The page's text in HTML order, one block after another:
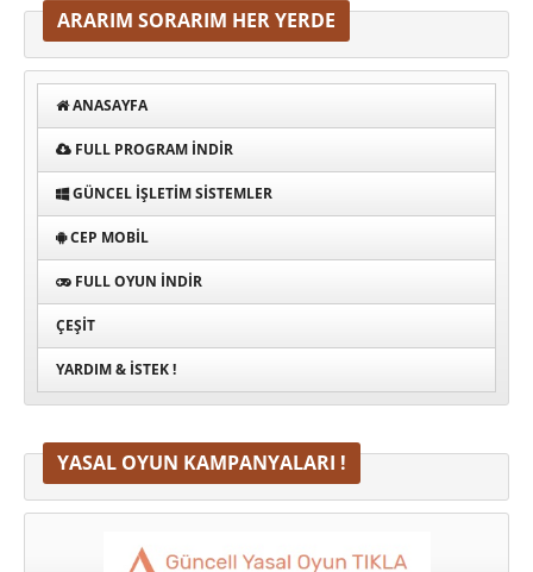
ARARIM SORARIM HER YERDE
ANASAYFA
FULL PROGRAM INDIR
GÜNCEL İŞLETIM SISTEMLER
CEP MOBIL
FULL OYUN İNDIR
ÇEŞIT
YARDIM & İSTEK !
YASAL OYUN KAMPANYALARI !